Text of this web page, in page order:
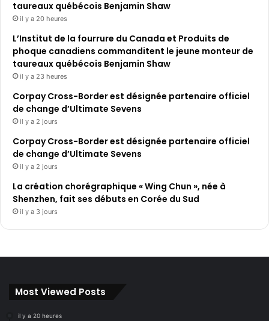
taureaux québécois Benjamin Shaw
il y a 20 heures
L’Institut de la fourrure du Canada et Produits de
phoque canadiens commanditent le jeune monteur de
taureaux québécois Benjamin Shaw
il y a 23 heures
Corpay Cross-Border est désignée partenaire officiel
de change d’Ultimate Sevens
il y a 2 jours
Corpay Cross-Border est désignée partenaire officiel
de change d’Ultimate Sevens
il y a 2 jours
La création chorégraphique « Wing Chun », née à
Shenzhen, fait ses débuts en Corée du Sud
il y a 3 jours
Most Viewed Posts
il y a 20 heures